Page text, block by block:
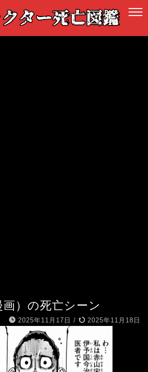
）の死亡シーン
2025年11月17日 / 2025年11月18日